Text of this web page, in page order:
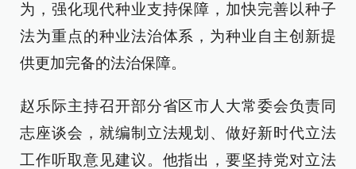
为，强化现代种业支持保障，加快完善以种子
法为重点的种业法治体系，为种业自主创新提
供更加完备的法治保障。
赵乐际主持召开部分省区市人大常委会负责同
志座谈会，就编制立法规划、做好新时代立法
工作听取意见建议。他指出，要坚持党对立法